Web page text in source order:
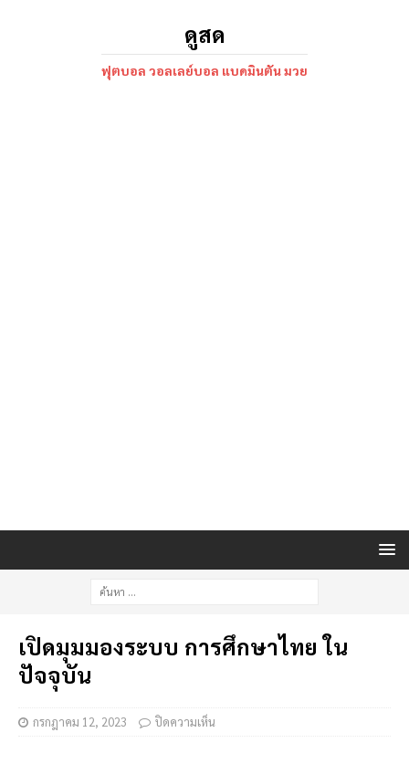
ดูสด
ฟุตบอล วอลเลย์บอล แบดมินตัน มวย
เปิดมุมมองระบบ การศึกษาไทย ใน
ปัจจุบัน
กรกฎาคม 12, 2023 ปิดความเห็น